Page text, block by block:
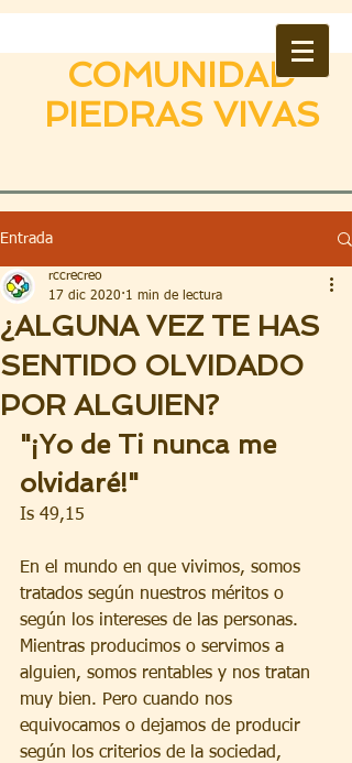
COMUNIDAD
PIEDRAS VIVAS
Entrada
¿ALGUNA VEZ TE HAS
SENTIDO OLVIDADO
POR ALGUIEN?
rccrecreo
17 dic 2020 1 min de lectura
"¡Yo de Ti nunca me
olvidaré!"
Is 49,15
En el mundo en que vivimos, somos
tratados según nuestros méritos o
según los intereses de las personas.
Mientras producimos o servimos a
alguien, somos rentables y nos tratan
muy bien. Pero cuando nos
equivocamos o dejamos de producir
según los criterios de la sociedad,